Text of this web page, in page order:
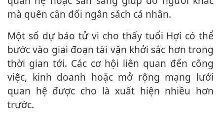
mà quên cân đối ngân sách cá nhân.
Một số dự báo tử vi cho thấy tuổi Hợi có thể
bước vào giai đoạn tài vận khởi sắc hơn trong
thời gian tới. Các cơ hội liên quan đến công
việc, kinh doanh hoặc mở rộng mạng lưới
quan hệ được cho là xuất hiện nhiều hơn
trước.